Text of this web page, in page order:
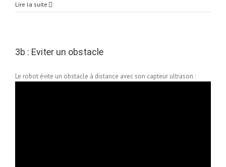
Maquette
Week
2015
Lire la suite
3b : Eviter un obstacle
Le robot évite un obstacle à distance avec son capteur ultrason :